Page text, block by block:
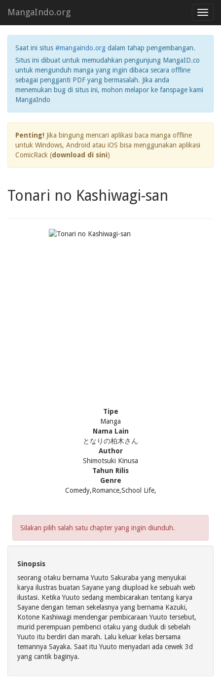
MangaIndo.org
Saat ini situs #mangaindo.org dalam tahap pengembangan.
Situs ini dibuat untuk memudahkan pengunjung MangaID.co
untuk mengunduh manga yang ingin dibaca secara offline
sebagai pengganti PDF yang bermasalah. Jika anda
menemukan bug di situs ini, mohon melapor ke fanspage kami
MangaIndo
Penting! Jika bingung mencari aplikasi baca manga offline
untuk Windows, Android atau iOS bisa menggunakan aplikasi
ComicRack (download di sini)
Tonari no Kashiwagi-san
Tipe
Manga
Nama Lain
となりの柏木さん
Author
Shimotsuki Kinusa
Tahun Rilis
Genre
Comedy,Romance,School Life,
Silakan pilih salah satu chapter yang ingin diunduh.
Sinopsis
seorang otaku bernama Yuuto Sakuraba yang menyukai
karya ilustras buatan Sayane yang diupload ke sebuah web
ilustasi. Ketika Yuuto sedang membicarakan tentang karya
Sayane dengan teman sekelasnya yang bernama Kazuki,
Kotone Kashiwagi mendengar pembicaraan Yuuto tersebut,
murid perempuan pembenci otaku yang duduk di sebelah
Yuuto itu berdiri dan marah. Lalu keluar kelas bersama
temannya Sayaka. Saat itu Yuuto menyadari ada cewek 3d
yang cantik baginya.